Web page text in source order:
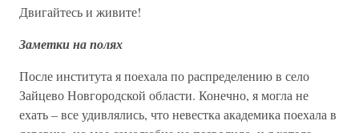
Двигайтесь и живите!
Заметки на полях
После института я поехала по распределению в село
Зайцево Новгородской области. Конечно, я могла не
ехать – все удивлялись, что невестка академика поехала в